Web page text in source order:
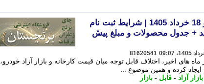
جدیدترین طرح فروش ایران خودرو 18 خرداد 1405 | شرایط ثبت نام
+ جدول محصولات و مبلغ پیش
81620541
های اخیر، اختلاف قابل توجه میان قیمت کارخانه و بازار آزاد خودرو،
کرده و همین موضوع ...
بازار آزاد - قابل - بازار